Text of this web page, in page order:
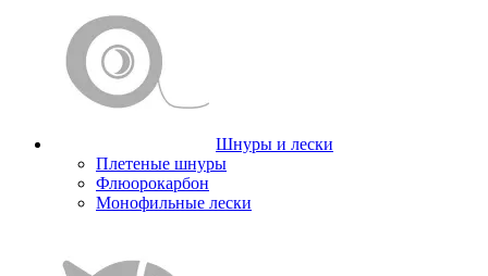
Шнуры и лески
Плетеные шнуры
Флюорокарбон
Монофильные лески